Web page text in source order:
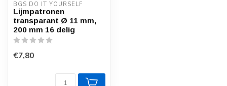
BGS DO IT YOURSELF
Lijmpatronen
transparant Ø 11 mm,
200 mm 16 delig
€7,80